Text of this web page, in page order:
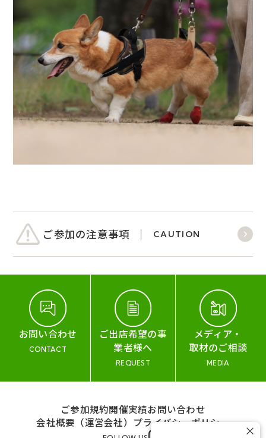
ご参加の注意事項 CAUTION
お問い合わせ
CONTACT
ご出店希望の事
業者様へ
REQUEST
メディア・
取材のご相談
MEDIA
ご参加規約開催実績お問い合わせ
会社概要（運営会社） プライバシーポリシー
×